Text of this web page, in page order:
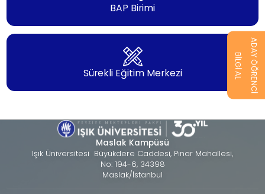
BAP Birimi
Sürekli Eğitim Merkezi
Maslak Kampüsü
Işık Üniversitesi Büyükdere Caddesi, Pınar Mahallesi,
No: 194-6, 34398
Maslak/İstanbul
BİLGİ AL ADAY ÖĞRENCİ